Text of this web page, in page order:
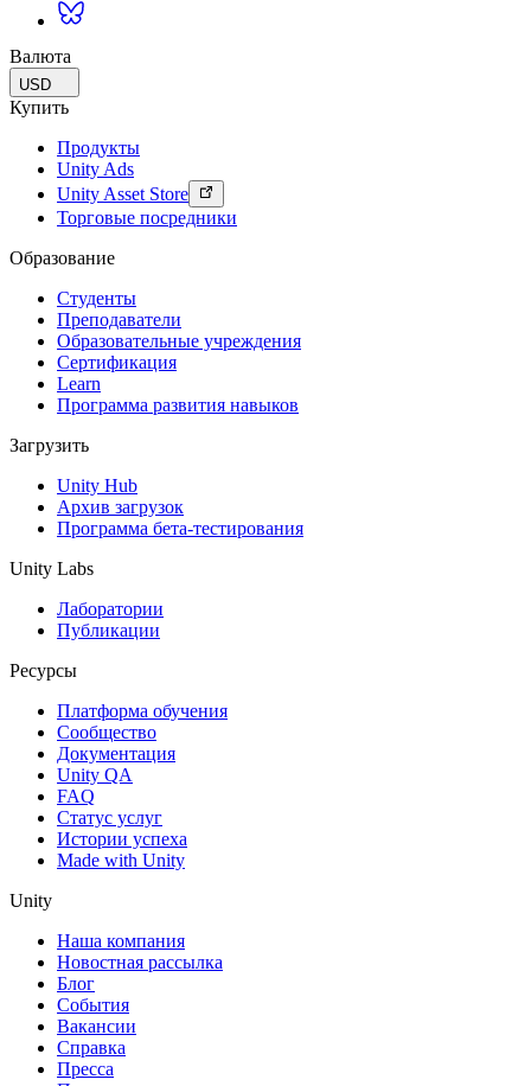
Валюта
USD
Купить
Продукты
Unity Ads
Unity Asset Store
Торговые посредники
Образование
Студенты
Преподаватели
Образовательные учреждения
Сертификация
Learn
Программа развития навыков
Загрузить
Unity Hub
Архив загрузок
Программа бета-тестирования
Unity Labs
Лаборатории
Публикации
Ресурсы
Платформа обучения
Сообщество
Документация
Unity QA
FAQ
Статус услуг
Истории успеха
Made with Unity
Unity
Наша компания
Новостная рассылка
Блог
События
Вакансии
Справка
Пресса